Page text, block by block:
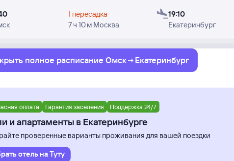
1 пересадка
7 ч 10 м Москва
19:10
Екатеринбург
полное расписание Омск Екатеринбург
оплата Гарантия заселения Поддержка 24/7
и апартаменты в Екатеринбурге
проверенные варианты проживания для вашей поездки
отель на Туту